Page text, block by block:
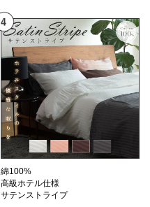
綿100%
高級ホテル仕様
サテンストライプ